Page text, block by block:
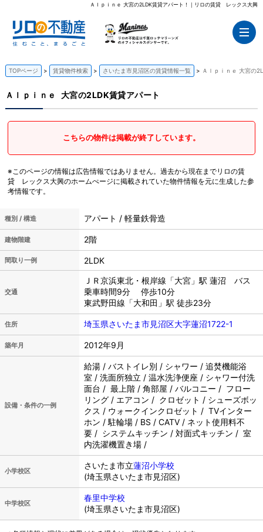
Ａｌｐｉｎｅ 大宮の2LDK賃貸アパート！｜リロの賃貸 レックス大興
TOPページ 賃貸物件検索 さいたま市見沼区の賃貸情報一覧 Ａｌｐｉｎｅ 大宮の
Ａｌｐｉｎｅ 大宮の2LDK賃貸アパート
こちらの物件は掲載が終了しています。
※このページの情報は広告情報ではありません。過去から現在までリロの賃
貸 レックス大興のホームぺージに掲載されていた物件情報を元に生成した参
考情報です。
種別 / 構造 アパート / 軽量鉄骨造
建物階建 2階
間取り一例 2LDK
交通
ＪＲ京浜東北・根岸線「大宮」駅 蓮沼 バス
乗車時間9分 停歩10分
東武野田線「大和田」駅 徒歩23分
住所 埼玉県さいたま市見沼区大字蓮沼1722-1
築年月 2012年9月
設備・条件の一例
給湯 / バストイレ別 / シャワー / 追焚機能浴
室 / 洗面所独立 / 温水洗浄便座 / シャワー付洗
面台 / 最上階 / 角部屋 / バルコニー / フロー
リング / エアコン / クロゼット / シューズボッ
クス / ウォークインクロゼット / TVインター
ホン / 駐輪場 / BS / CATV / ネット使用料不
要 / システムキッチン / 対面式キッチン / 室
内洗濯機置き場 /
小学校区
さいたま市立蓮沼小学校
(埼玉県さいたま市見沼区)
中学校区
春里中学校
(埼玉県さいたま市見沼区)